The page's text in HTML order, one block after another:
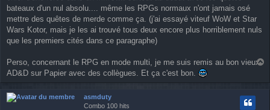
g
bateaux d'un nul absolu.... même les RPGs normaux n'ont jamais osé
mettre des quêtes de merde comme ça. (j'ai essayé viteuf WoW et Star
Wars Kotor, mais je les ai trouvé tous deux encore plus horriblement nuls
que les premiers cités dans ce paragraphe)
Perso, concernant le RPG en mode multi, je me suis remis au bon vieux
AD&D sur Papier avec des collègues. Et ça c'est bon.
asmduty
Combo 100 hits